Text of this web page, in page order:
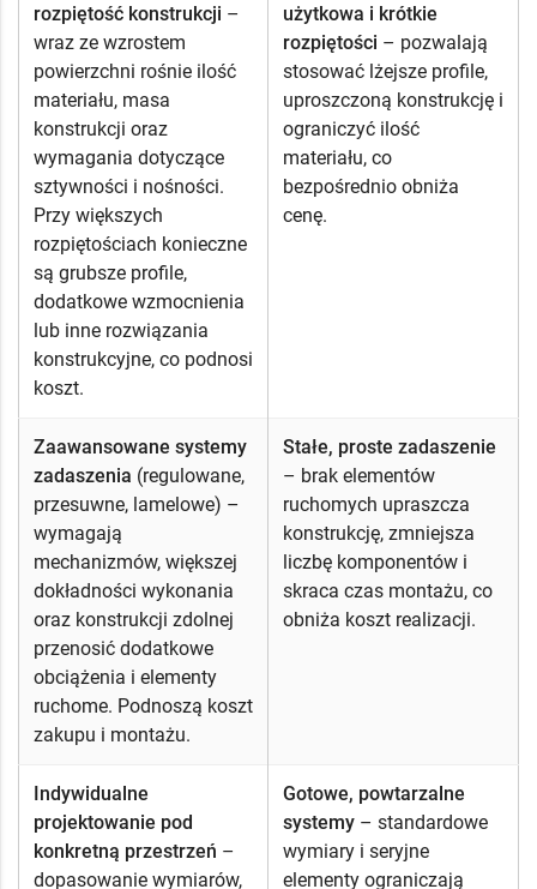
rozpiętość konstrukcji –
wraz ze wzrostem
powierzchni rośnie ilość
materiału, masa
konstrukcji oraz
wymagania dotyczące
sztywności i nośności.
Przy większych
rozpiętościach konieczne
są grubsze profile,
dodatkowe wzmocnienia
lub inne rozwiązania
konstrukcyjne, co podnosi
koszt.
użytkowa i krótkie
rozpiętości – pozwalają
stosować lżejsze profile,
uproszczoną konstrukcję i
ograniczyć ilość
materiału, co
bezpośrednio obniża
cenę.
Zaawansowane systemy
zadaszenia (regulowane,
przesuwne, lamelowe) –
wymagają
mechanizmów, większej
dokładności wykonania
oraz konstrukcji zdolnej
przenosić dodatkowe
obciążenia i elementy
ruchome. Podnoszą koszt
zakupu i montażu.
Stałe, proste zadaszenie
– brak elementów
ruchomych upraszcza
konstrukcję, zmniejsza
liczbę komponentów i
skraca czas montażu, co
obniża koszt realizacji.
Indywidualne
projektowanie pod
konkretną przestrzeń –
dopasowanie wymiarów,
Gotowe, powtarzalne
systemy – standardowe
wymiary i seryjne
elementy ograniczają